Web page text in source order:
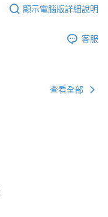
顯示電腦版詳細說明
客服
查看全部